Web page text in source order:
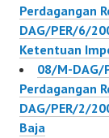
Perdagangan
DAG/PER/6/
Ketentuan
08/M-DAG/
Perdagangan
DAG/PER/2/
Baja